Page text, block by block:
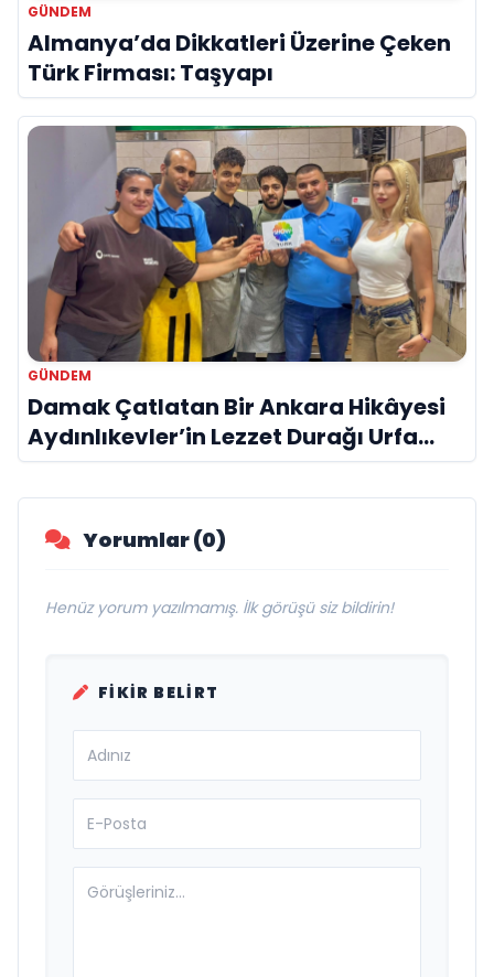
GÜNDEM
Almanya’da Dikkatleri Üzerine Çeken
Türk Firması: Taşyapı
GÜNDEM
Damak Çatlatan Bir Ankara Hikâyesi
Aydınlıkevler’in Lezzet Durağı Urfa
Damak
Yorumlar (0)
Henüz yorum yazılmamış. İlk görüşü siz bildirin!
FIKIR BELIRT